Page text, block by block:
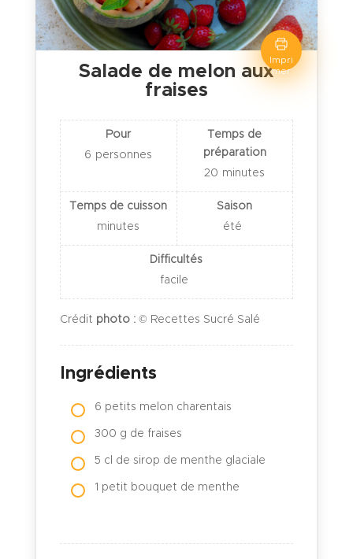
Impri
mer
Salade de melon aux
fraises
Pour
6 personnes
Temps de
préparation
20 minutes
Temps de cuisson
minutes
Saison
été
Difficultés
facile
Crédit photo :© Recettes Sucré Salé
Ingrédients
6 petits melon charentais
300 g de fraises
5 cl de sirop de menthe glaciale
1 petit bouquet de menthe